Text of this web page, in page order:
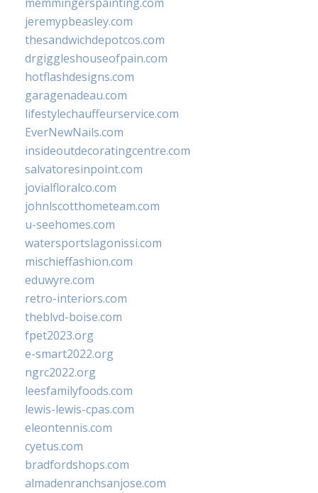
jeremypbeasley.com
thesandwichdepotcos.com
drgiggleshouseofpain.com
hotflashdesigns.com
garagenadeau.com
lifestylechauffeurservice.com
EverNewNails.com
insideoutdecoratingcentre.com
salvatoresinpoint.com
jovialfloralco.com
johnlscotthometeam.com
u-seehomes.com
watersportslagonissi.com
mischieffashion.com
eduwyre.com
retro-interiors.com
theblvd-boise.com
fpet2023.org
e-smart2022.org
ngrc2022.org
leesfamilyfoods.com
lewis-lewis-cpas.com
eleontennis.com
cyetus.com
bradfordshops.com
almadenranchsanjose.com